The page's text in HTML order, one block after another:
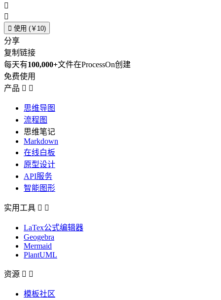


 使用 (￥10)
分享
复制链接
每天有100,000+文件在ProcessOn创建
免费使用
产品  
思维导图
流程图
思维笔记
Markdown
在线白板
原型设计
API服务
智能图形
实用工具  
LaTex公式编辑器
Geogebra
Mermaid
PlantUML
资源  
模板社区